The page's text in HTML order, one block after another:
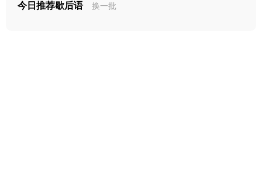
今日推荐歇后语 换一批